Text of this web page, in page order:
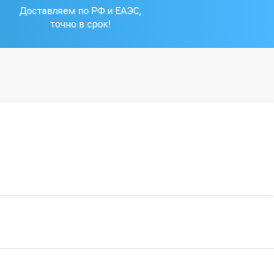
Доставляем по РФ и ЕАЭС,
точно в срок!